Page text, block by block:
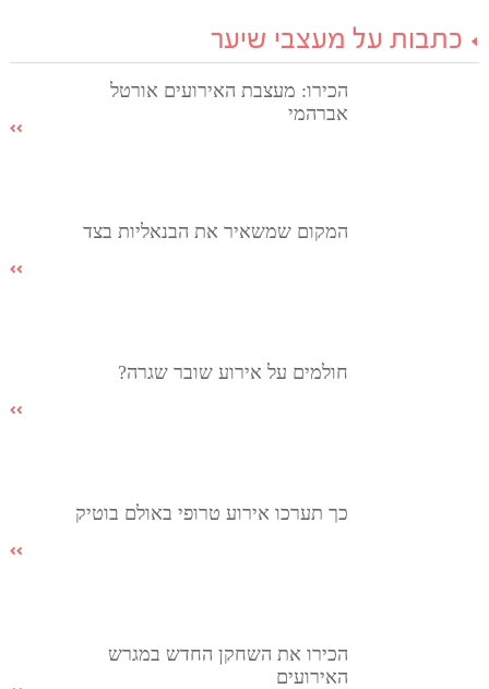
כתבות על מעצבי שיער
הכירו: מעצבת האירועים אורטל
אברהמי
המקום שמשאיר את הבנאליות בצד
חולמים על אירוע שובר שגרה?
כך תערכו אירוע טרופי באולם בוטיק
הכירו את השחקן החדש במגרש
האירועים